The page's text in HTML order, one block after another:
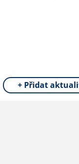
+ Přidat